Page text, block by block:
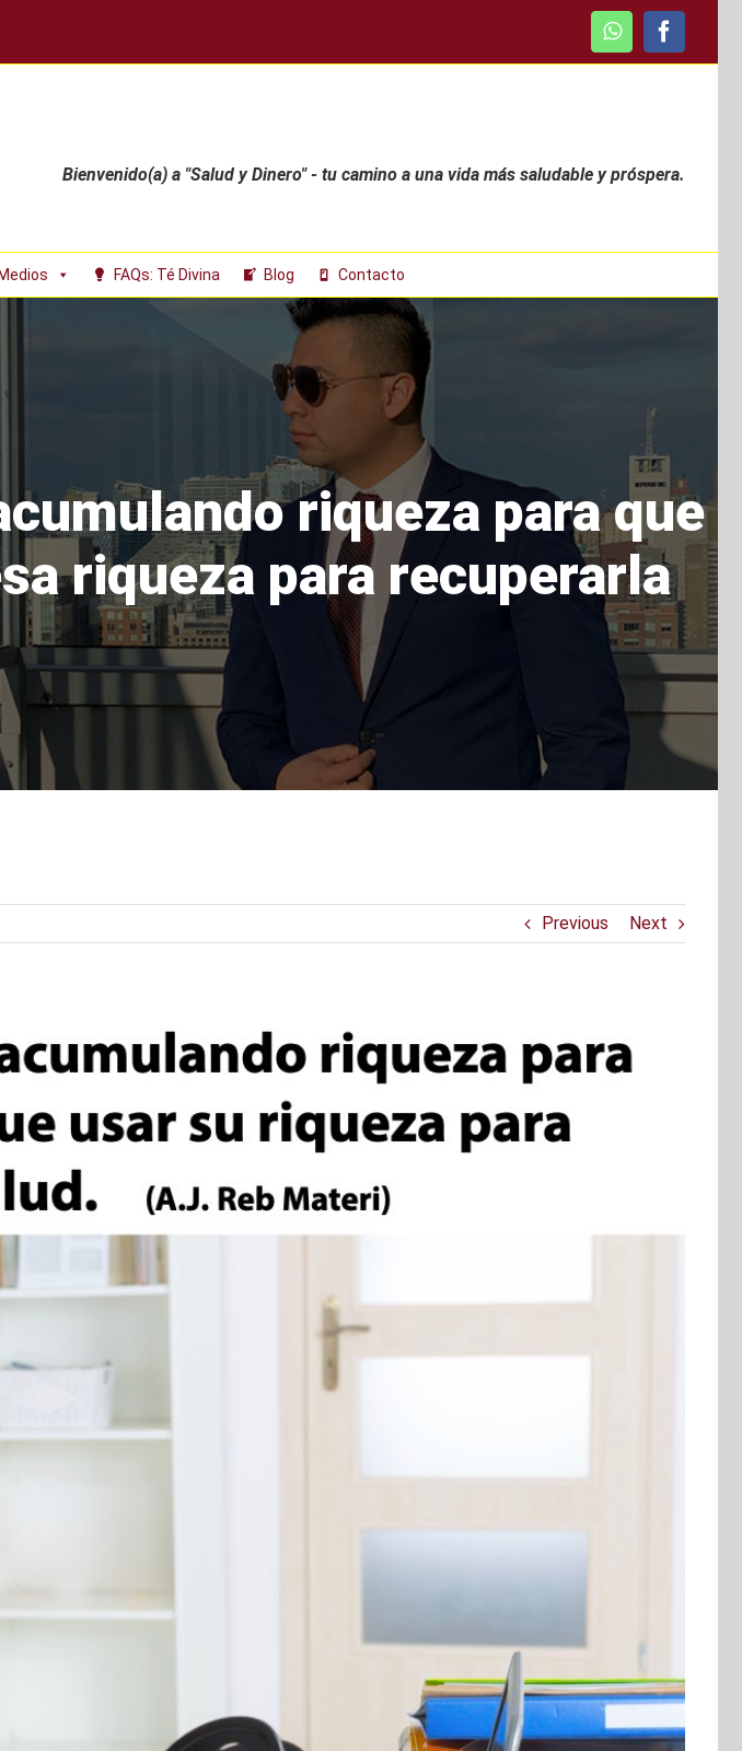
WhatsApp
Bienvenido(a) a "Salud y Dinero" - tu camino a una vida más saludable y próspera.
Medios FAQs: Té Divina Blog Contacto
riqueza para que
riqueza para recuperarla
Previous Next